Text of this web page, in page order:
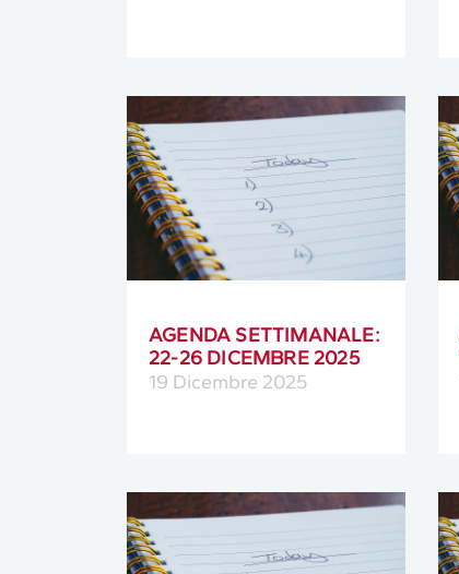
AGENDA SETTIMANALE:
22-26 DICEMBRE 2025
19 Dicembre 2025